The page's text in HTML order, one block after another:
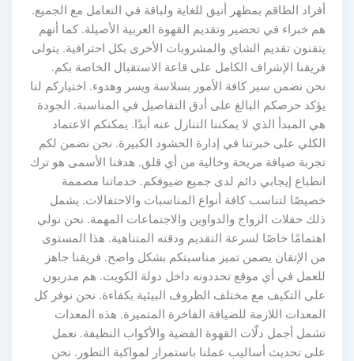
أفراد الطاقم بمظهر أنيق للغاية ولباقة في التعامل مع الجميع.
هم خبراء في تحضير وتقديم القهوة العربية الأصيلة. كما أنهم
يتقنون تقديم الشاي والمشروبات الأخرى بكل احترافية. يتولى
فريقنا الإشراف الكامل على قاعة الاستقبال الخاصة بكم.
نحن نضمن سير كافة الأمور بسلاسة ويسر وهدوء. اختياركم لنا
يؤكد حرصكم البالغ على أدق التفاصيل في المناسبة. الجودة
هي المبدأ الذي لا يمكننا التنازل عنه أبدًا. يمكنكم الاعتماد
الكلي على خبرتنا في إدارة الحشود الكبيرة. نحن نضمن لكم
تجربة ضيافة مريحة وخالية من أي قلق. هدفنا الأسمى هو ترك
انطباع إيجابي دائم لدى جميع ضيوفكم. خدماتنا مصممة
خصيصًا لتناسب كافة أنواع المناسبات والاحتفالات. يشمل
ذلك حفلات الزواج والدواوين والاجتماعات المهمة. نحن نولي
اهتمامًا خاصًا لسرعة التقديم ودقته المتناهية. هذا المستوى
من الإتقان يضمن تميز مناسبتكم بشكل واضح. فريقنا جاهز
للعمل في أي موقع تحددونه داخل دولة الكويت. هم مدربون
على التكيف مع مختلف الظروف البيئية بكفاءة. نحن نوفر كل
المعدات اللازمة للضيافة الفاخرة المتميزة. هذه المعدات
تشمل أجمل دلّات القهوة الفضية والأكواب النظيفة. نعمل
على تحديث أساليب عملنا باستمرار لمواكبة التطور. نحن